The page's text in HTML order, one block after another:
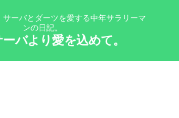
ーバとダーツを愛する中年サラリーマ
ンの日記。
バより愛を込めて。